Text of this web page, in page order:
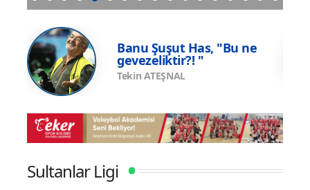
Eczacıbaşı Peron İstanbul’un resmi forma
Banu Şuşut Has, "Bu ne
gevezeliktir?! "
Tekin ATEŞNAL
Sultanlar Ligi